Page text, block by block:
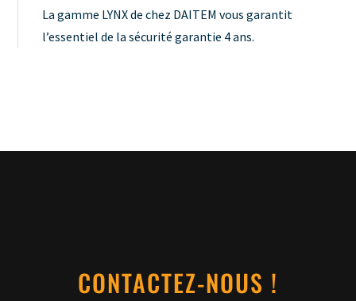
La gamme LYNX de chez DAITEM vous garantit
l’essentiel de la sécurité garantie 4 ans.
CONTACTEZ-NOUS !